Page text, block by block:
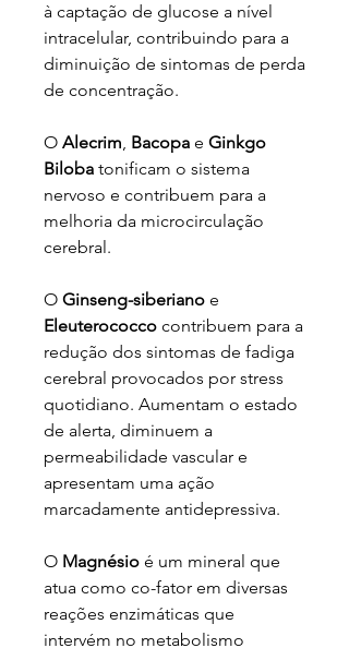
à captação de glucose a nível
intracelular, contribuindo para a
diminuição de sintomas de perda
de concentração.
O Alecrim, Bacopa e Ginkgo
Biloba tonificam o sistema
nervoso e contribuem para a
melhoria da microcirculação
cerebral.
O Ginseng-siberiano e
Eleuterococco contribuem para a
redução dos sintomas de fadiga
cerebral provocados por stress
quotidiano. Aumentam o estado
de alerta, diminuem a
permeabilidade vascular e
apresentam uma ação
marcadamente antidepressiva.
O Magnésio é um mineral que
atua como co-fator em diversas
reações enzimáticas que
intervém no metabolismo